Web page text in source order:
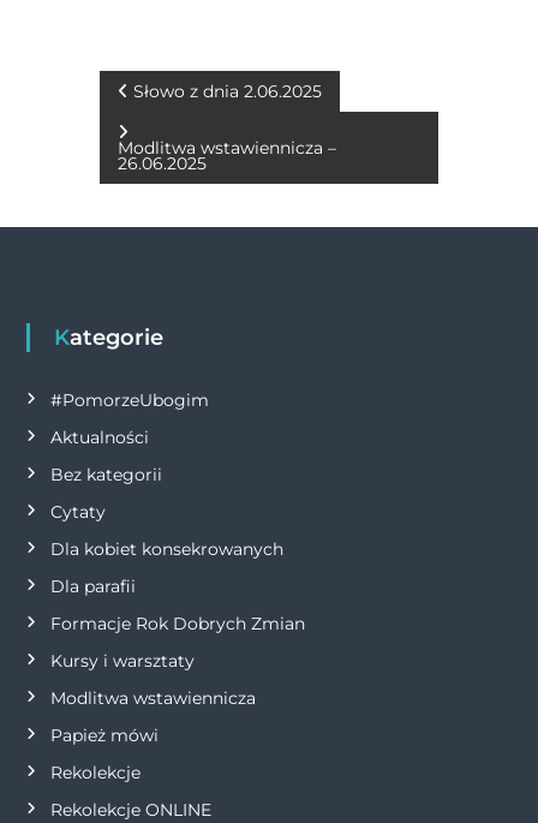
b
o
o
n
g
er
r
A
p
p
k
N
a
c
j
a
w
p
i
s
u
Słowo z dnia 2.06.2025
Modlitwa wstawiennicza –
26.06.2025
Kategorie
#PomorzeUbogim
Aktualności
Bez kategorii
Cytaty
Dla kobiet konsekrowanych
Dla parafii
Formacje Rok Dobrych Zmian
Kursy i warsztaty
Modlitwa wstawiennicza
Papież mówi
Rekolekcje
Rekolekcje ONLINE